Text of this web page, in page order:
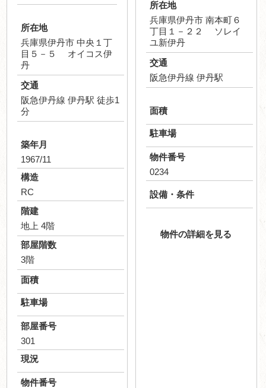
所在地
兵庫県伊丹市 中央１丁
目５－５ オイコス伊
丹
交通
阪急伊丹線 伊丹駅 徒歩1
分
築年月
1967/11
構造
RC
階建
地上 4階
部屋階数
3階
面積
駐車場
部屋番号
301
現況
物件番号
所在地
兵庫県伊丹市 南本町６
丁目１－２２ ソレイ
ユ新伊丹
交通
阪急伊丹線 伊丹駅
面積
駐車場
物件番号
0234
設備・条件
物件の詳細を見る